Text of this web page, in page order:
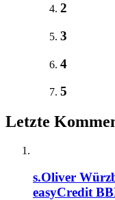
2
3
4
5
Letzte
s.Oliver
easyCredit